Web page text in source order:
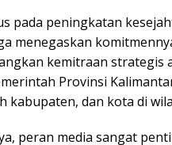
pada peningkatan
menegaskan
kemitraan strategis
Provinsi
kabupaten, dan kota di
peran media sangat